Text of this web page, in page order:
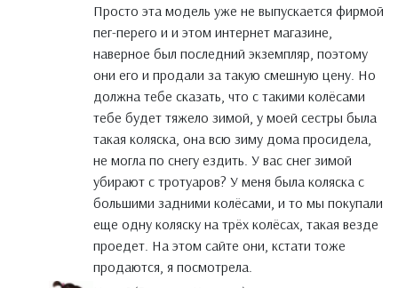
Просто эта модель уже не выпускается фирмой
пег-перего и и этом интернет магазине,
наверное был последний экземпляр, поэтому
они его и продали за такую смешную цену. Но
должна тебе сказать, что с такими колёсами
тебе будет тяжело зимой, у моей сестры была
такая коляска, она всю зиму дома просидела,
не могла по снегу ездить. У вас снег зимой
убирают с тротуаров? У меня была коляска с
большими задними колёсами, и то мы покупали
еще одну коляску на трёх колёсах, такая везде
проедет. На этом сайте они, кстати тоже
продаются, я посмотрела.